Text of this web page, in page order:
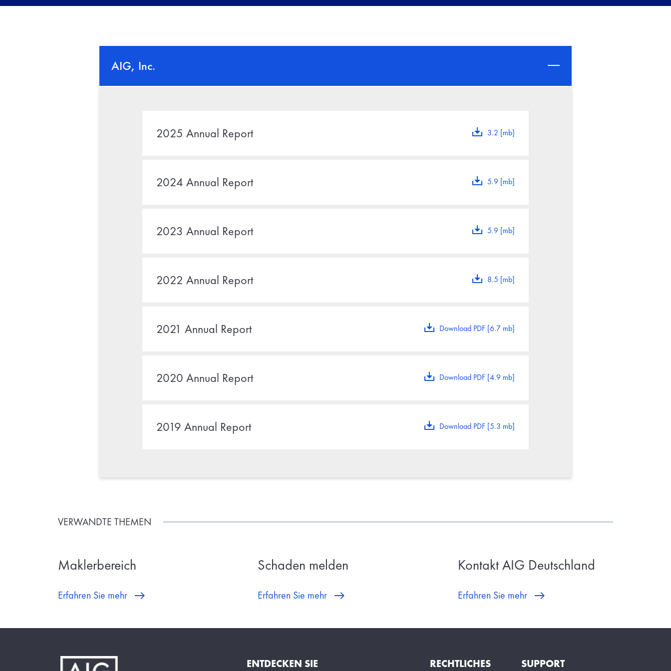
AIG, Inc.
3.2 [mb]
2025 Annual Report
5.9 [mb]
2024 Annual Report
5.9 [mb]
2023 Annual Report
8.5 [mb]
2022 Annual Report
Download PDF [6.7 mb]
2021 Annual Report
Download PDF [4.9 mb]
2020 Annual Report
Download PDF [5.3 mb]
2019 Annual Report
VERWANDTE THEMEN
Maklerbereich
Erfahren Sie mehr
Schaden melden
Erfahren Sie mehr
Kontakt AIG Deutschland
Erfahren Sie mehr
ENTDECKEN SIE RECHTLICHES SUPPORT